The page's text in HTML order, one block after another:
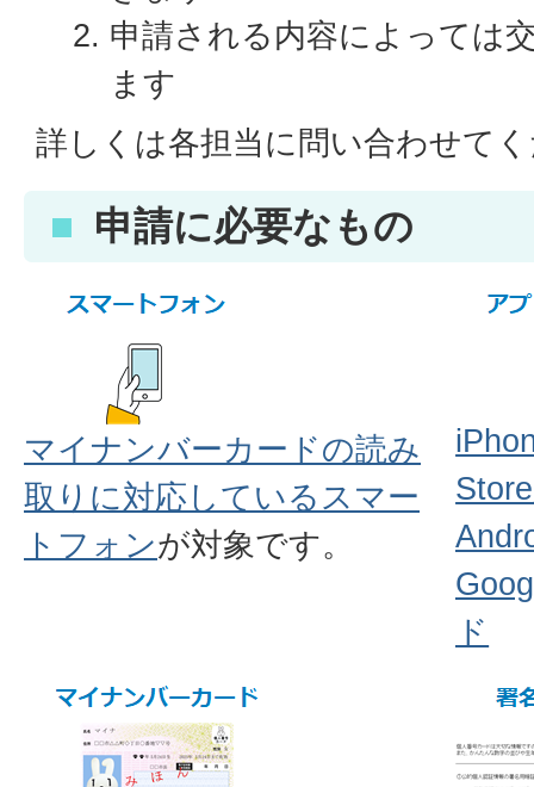
申請される内容によっては
ます
詳しくは各担当に問い合わせて
申請に必要なもの
マイナンバーカードの読み
取りに対応しているスマー
トフォンが対象です。
ド